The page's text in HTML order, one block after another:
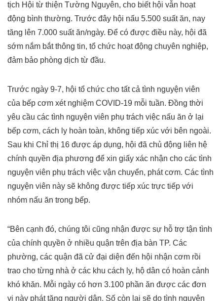
tịch Hội từ thiện Tường Nguyên, cho biết hội vẫn hoạt
động bình thường. Trước đây hội nấu 5.500 suất ăn, nay
tăng lên 7.000 suất ăn/ngày. Để có được điều này, hội đã
sớm nắm bắt thông tin, tổ chức hoạt động chuyên nghiệp,
đảm bảo phòng dịch từ đầu.
Trước ngày 9-7, hội tổ chức cho tất cả tình nguyện viên
của bếp cơm xét nghiệm COVID-19 mỗi tuần. Đồng thời
yêu cầu các tình nguyện viên phụ trách việc nấu ăn ở lại
bếp cơm, cách ly hoàn toàn, không tiếp xúc với bên ngoài.
Sau khi Chỉ thị 16 được áp dụng, hội đã chủ động liên hệ
chính quyền địa phương để xin giấy xác nhận cho các tình
nguyện viên phụ trách việc vận chuyển, phát cơm. Các tình
nguyện viên này sẽ không được tiếp xúc trực tiếp với
nhóm nấu ăn trong bếp.
“Bên cạnh đó, chúng tôi cũng nhận được sự hỗ trợ tận tình
của chính quyền ở nhiều quận trên địa bàn TP. Các
phường, các quận đã cử đại diện đến hội nhận cơm rồi
trao cho từng nhà ở các khu cách ly, hộ dân có hoàn cảnh
khó khăn. Mỗi ngày có hơn 3.100 phần ăn được các đơn
vị này phát tặng người dân. Số còn lại sẽ do tình nguyện